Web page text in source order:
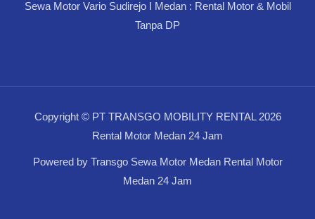
Sewa Motor Vario Sudirejo I Medan : Rental Motor & Mobil
Tanpa DP
Copyright © PT TRANSGO MOBILITY RENTAL 2026
Rental Motor Medan 24 Jam
Powered by Transgo Sewa Motor Medan Rental Motor
Medan 24 Jam